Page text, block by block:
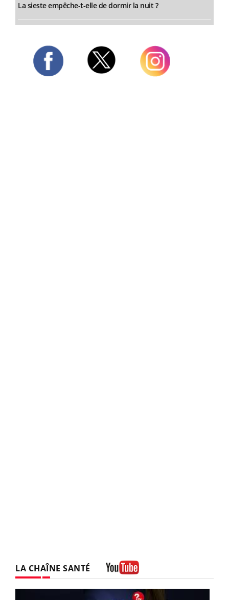
La sieste empêche-t-elle de dormir la nuit ?
LA CHAÎNE SANTÉ